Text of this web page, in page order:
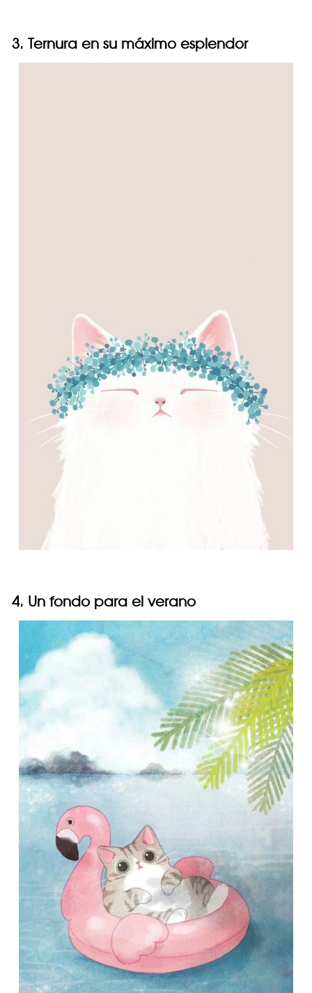
3. Ternura en su máximo esplendor
4. Un fondo para el verano